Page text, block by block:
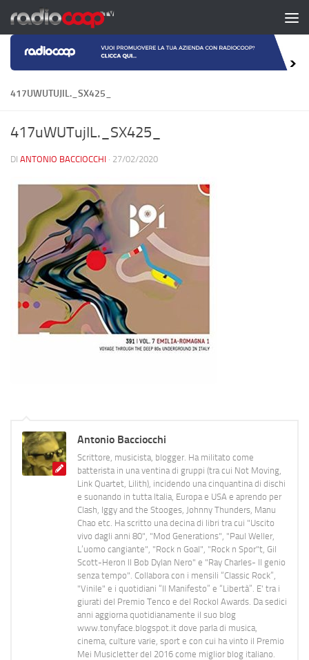
Salta al contenuto
417UWUTUJIL._SX425_
417uWUTujIL._SX425_
DI ANTONIO BACCIOCCHI · 27/02/2020
Antonio Bacciocchi
Scrittore, musicista, blogger. Ha militato come
batterista in una ventina di gruppi (tra cui Not Moving,
Link Quartet, Lilith), incidendo una cinquantina di dischi
e suonando in tutta Italia, Europa e USA e aprendo per
Clash, Iggy and the Stooges, Johnny Thunders, Manu
Chao etc. Ha scritto una decina di libri tra cui "Uscito
vivo dagli anni 80", "Mod Generations", "Paul Weller,
L’uomo cangiante", "Rock n Goal", "Rock n Spor"t, Gil
Scott-Heron Il Bob Dylan Nero" e "Ray Charles- Il genio
senza tempo". Collabora con i mensili “Classic Rock”,
"Vinile" e i quotidiani “Il Manifesto” e “Libertà”. E' tra i
giurati del Premio Tenco e del Rockol Awards. Da sedici
anni aggiorna quotidianamente il suo blog
www.tonyface.blogspot.it dove parla di musica,
cinema, culture varie, sport e con cui ha vinto il Premio
Mei Musicletter del 2016 come miglior blog italiano.